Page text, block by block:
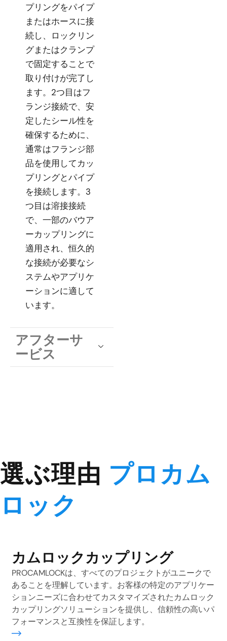
プリングをパイプ
またはホースに接
続し、ロックリン
グまたはクランプ
で固定することで
取り付けが完了し
ます。2つ目はフ
ランジ接続で、安
定したシール性を
確保するために、
通常はフランジ部
品を使用してカッ
プリングとパイプ
を接続します。3
つ目は溶接接続
で、一部のバウア
ーカップリングに
適用され、恒久的
な接続が必要なシ
ステムやアプリケ
ーションに適して
います。
アフターサ
ービス
選ぶ理由 プロカム
ロック
カムロックカップリング
PROCAMLOCKは、すべてのプロジェクトがユニークで
あることを理解しています。お客様の特定のアプリケー
ションニーズに合わせてカスタマイズされたカムロック
カップリングソリューションを提供し、信頼性の高いパ
フォーマンスと互換性を保証します。